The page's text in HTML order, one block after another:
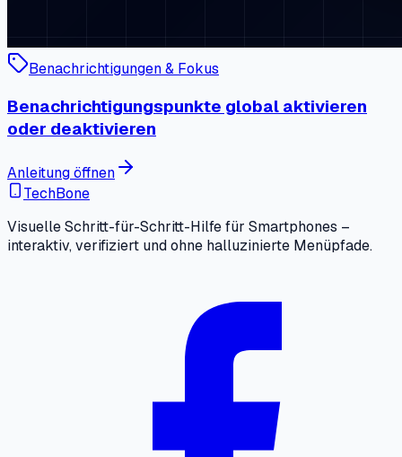
Benachrichtigungen & Fokus
Benachrichtigungspunkte global aktivieren
oder deaktivieren
Anleitung öffnen
TechBone
Visuelle Schritt-für-Schritt-Hilfe für Smartphones –
interaktiv, verifiziert und ohne halluzinierte Menüpfade.